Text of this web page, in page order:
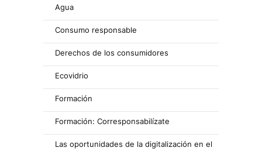
Agua
Consumo responsable
Derechos de los consumidores
Ecovidrio
Formación
Formación: Corresponsabilízate
Las oportunidades de la digitalización en el